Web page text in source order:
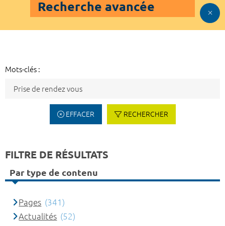
Recherche avancée
Mots-clés :
EFFACER RECHERCHER
FILTRE DE RÉSULTATS
Par type de contenu
Pages (341)
Actualités (52)